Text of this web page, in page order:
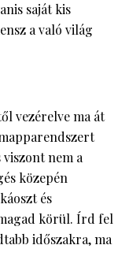
saját kis
a való világ
vezérelve ma át
nem a
közepén
és
körül. Írd fel
időszakra, ma